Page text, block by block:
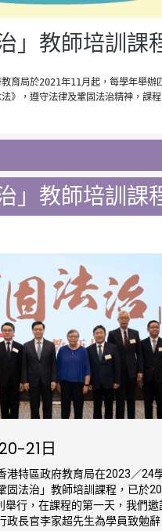
」教師培訓課
育局於2021年11月起，每學年舉
》，遵守法律及鞏固法治精神，課
」教師培訓課
21日
港特區政府教育局在2023／24
固法治」教師培訓課程，已於
舉行，在課程的第一天，我們邀
政長官李家超先生為學員致勉辭